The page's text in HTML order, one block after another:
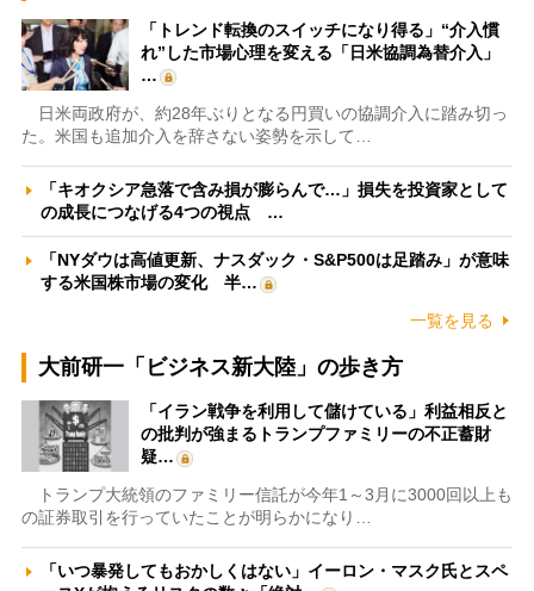
「トレンド転換のスイッチになり得る」“介入慣
れ”した市場心理を変える「日米協調為替介入」
…
日米両政府が、約28年ぶりとなる円買いの協調介入に踏み切っ
た。米国も追加介入を辞さない姿勢を示して…
「キオクシア急落で含み損が膨らんで…」損失を投資家として
の成長につなげる4つの視点 …
「NYダウは高値更新、ナスダック・S&P500は足踏み」が意味
する米国株市場の変化 半…
一覧を見る
大前研一「ビジネス新大陸」の歩き方
「イラン戦争を利用して儲けている」利益相反と
の批判が強まるトランプファミリーの不正蓄財
疑…
トランプ大統領のファミリー信託が今年1～3月に3000回以上も
の証券取引を行っていたことが明らかになり…
「いつ暴発してもおかしくはない」イーロン・マスク氏とスペ